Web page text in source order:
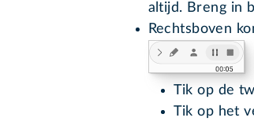
altijd. Breng in
Rechtsboven
Tik op de
Tik op het